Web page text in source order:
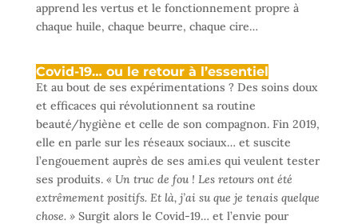
apprend les vertus et le fonctionnement propre à
chaque huile, chaque beurre, chaque cire…
Covid-19… ou le retour à l’essentiel
Et au bout de ses expérimentations ? Des soins doux
et efficaces qui révolutionnent sa routine
beauté/hygiène et celle de son compagnon. Fin 2019,
elle en parle sur les réseaux sociaux… et suscite
l’engouement auprès de ses ami.es qui veulent tester
ses produits. « Un truc de fou ! Les retours ont été
extrêmement positifs. Et là, j’ai su que je tenais quelque
chose. »Surgit alors le Covid-19… et l’envie pour